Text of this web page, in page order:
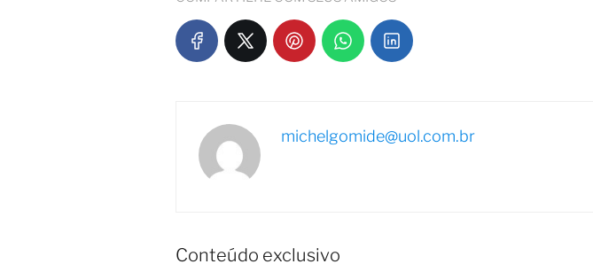
michelgomide@uol.com.br
Conteúdo exclusivo